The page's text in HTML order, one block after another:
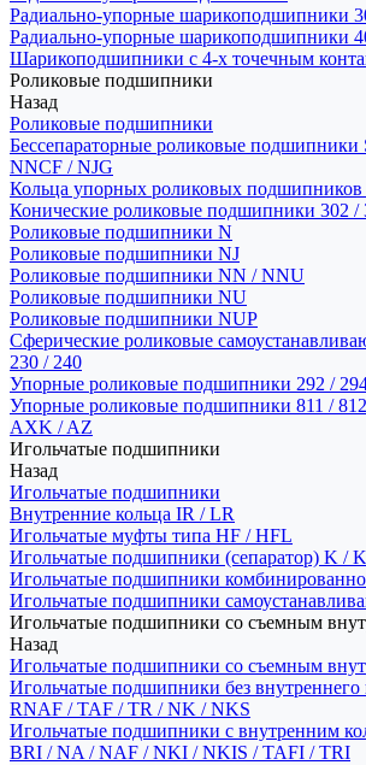
Радиально-упорные шарикоподшипники
Радиально-упорные шарикоподшипники
Шарикоподшипники с 4-х точечным
Роликовые подшипники
Назад
Роликовые подшипники
Бессепараторные роликовые
NNCF / NJG
Кольца упорных роликовых подшипников
Конические роликовые подшипники 302 /
Роликовые подшипники N
Роликовые подшипники NJ
Роликовые подшипники NN / NNU
Роликовые подшипники NU
Роликовые подшипники NUP
Сферические роликовые
230 / 240
Упорные роликовые подшипники 292 /
Упорные роликовые подшипники 811 /
AXK / AZ
Игольчатые подшипники
Назад
Игольчатые подшипники
Внутренние кольца IR / LR
Игольчатые муфты типа HF / HFL
Игольчатые подшипники (сепаратор) K /
Игольчатые подшипники
Игольчатые подшипники
Игольчатые подшипники со съемным
Назад
Игольчатые подшипники со съемным
Игольчатые подшипники без
RNAF / TAF / TR / NK / NKS
Игольчатые подшипники с внутренним
BRI / NA / NAF / NKI / NKIS / TAFI / TRI